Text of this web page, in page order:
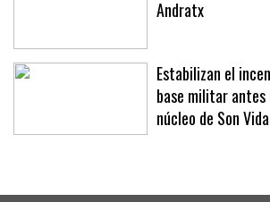
Andratx
Estabilizan el
base militar antes
núcleo de Son Vida